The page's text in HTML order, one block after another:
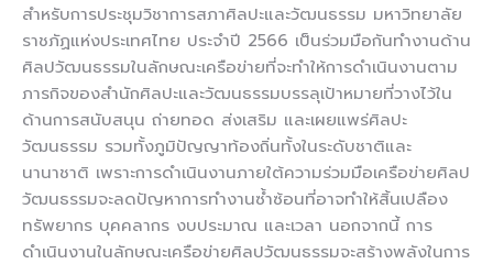
สำหรับการประชุมวิชาการสภาศิลปะและวัฒนธรรม มหาวิทยาลัย
ราชภัฏแห่งประเทศไทย ประจำปี 2566 เป็นร่วมมือกันทำงานด้าน
ศิลปวัฒนธรรมในลักษณะเครือข่ายที่จะทำให้การดำเนินงานตาม
ภารกิจของสำนักศิลปะและวัฒนธรรมบรรลุเป้าหมายที่วางไว้ใน
ด้านการสนับสนุน ถ่ายทอด ส่งเสริม และเผยแพร่ศิลปะ
วัฒนธรรม รวมทั้งภูมิปัญญาท้องถิ่นทั้งในระดับชาติและ
นานาชาติ เพราะการดำเนินงานภายใต้ความร่วมมือเครือข่ายศิลป
วัฒนธรรมจะลดปัญหาการทำงานซ้ำซ้อนที่อาจทำให้สิ้นเปลือง
ทรัพยากร บุคคลากร งบประมาณ และเวลา นอกจากนี้ การ
ดำเนินงานในลักษณะเครือข่ายศิลปวัฒนธรรมจะสร้างพลังในการ